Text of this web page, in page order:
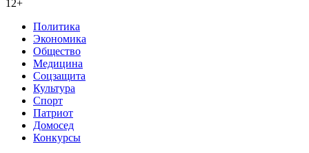
12+
Политика
Экономика
Общество
Медицина
Соцзащита
Культура
Спорт
Патриот
Домосед
Конкурсы